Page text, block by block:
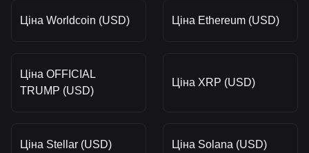
Ціна Worldcoin (USD) Ціна Ethereum (USD)
Ціна OFFICIAL
TRUMP (USD)
Ціна XRP (USD)
Ціна Stellar (USD) Ціна Solana (USD)